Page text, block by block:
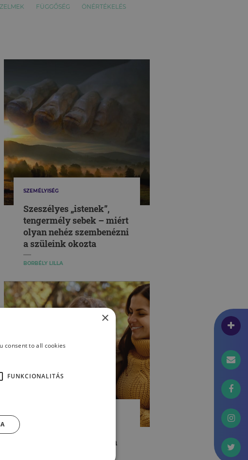
FÜGGŐSÉG ÖNÉRTÉKELÉS
SZEMÉLYISÉG
Szeszélyes „istenek”,
tengermély sebek – miért
olyan nehéz szembenézni
a szüleink okozta
sérelmekkel?
BORBÉLY LILLA
hogyan nyerjük vissza
×
consent to all cookies
FUNKCIONALITÁS